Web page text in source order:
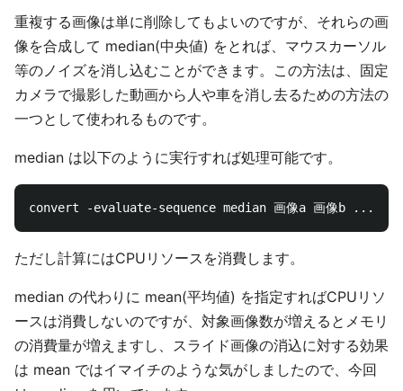
重複する画像は単に削除してもよいのですが、それらの画
像を合成して median(中央値) をとれば、マウスカーソル
等のノイズを消し込むことができます。この方法は、固定
カメラで撮影した動画から人や車を消し去るための方法の
一つとして使われるものです。
median は以下のように実行すれば処理可能です。
ただし計算にはCPUリソースを消費します。
median の代わりに mean(平均値) を指定すればCPUリソ
ースは消費しないのですが、対象画像数が増えるとメモリ
の消費量が増えますし、スライド画像の消込に対する効果
は mean ではイマイチのような気がしましたので、今回